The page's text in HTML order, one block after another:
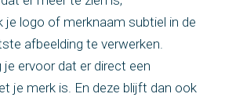
je logo of merknaam subtiel in de
afbeelding te verwerken.
je ervoor dat er direct een
je merk is. En deze blijft dan ook